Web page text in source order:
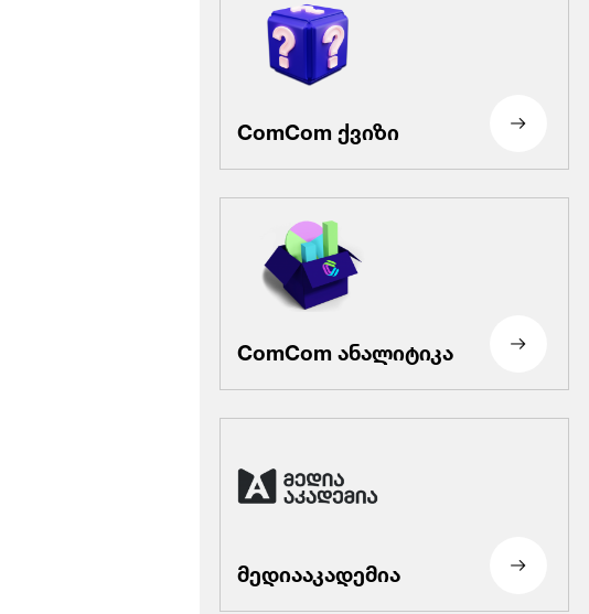
ComCom ქვიზი
ComCom ანალიტიკა
მედიააკადემია